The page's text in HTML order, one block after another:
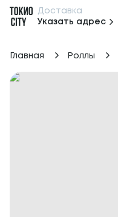
Доставка
Указать адрес
Главная Роллы